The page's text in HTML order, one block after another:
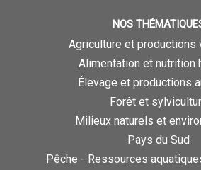
NOS
Agriculture et productions
Alimentation et nutrition
Élevage et productions
Forêt et
Milieux naturels et
Pays du Sud
Pêche - Ressources